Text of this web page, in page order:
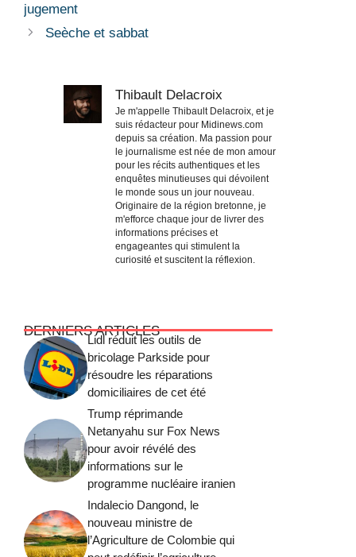
jugement
Seèche et sabbat
Thibault Delacroix
Je m'appelle Thibault Delacroix, et je
suis rédacteur pour Midinews.com
depuis sa création. Ma passion pour
le journalisme est née de mon amour
pour les récits authentiques et les
enquêtes minutieuses qui dévoilent
le monde sous un jour nouveau.
Originaire de la région bretonne, je
m'efforce chaque jour de livrer des
informations précises et
engageantes qui stimulent la
curiosité et suscitent la réflexion.
DERNIERS ARTICLES
Lidl réduit les outils de
bricolage Parkside pour
résoudre les réparations
domiciliaires de cet été
Trump réprimande
Netanyahu sur Fox News
pour avoir révélé des
informations sur le
programme nucléaire iranien
Indalecio Dangond, le
nouveau ministre de
l’Agriculture de Colombie qui